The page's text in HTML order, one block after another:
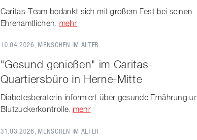
Caritas-Team bedankt sich mit großem Fest bei seinen
Ehrenamtlichen. mehr
10.04.2026 , MENSCHEN IM ALTER
"Gesund genießen" im Caritas-
Quartiersbüro in Herne-Mitte
Diabetesberaterin informiert über gesunde Ernährung
Blutzuckerkontrolle. mehr
31.03.2026 , MENSCHEN IM ALTER